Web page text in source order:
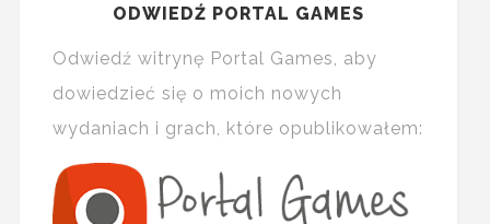
ODWIEDŹ PORTAL GAMES
Odwiedź witrynę Portal Games, aby
dowiedzieć się o moich nowych
wydaniach i grach, które opublikowałem: